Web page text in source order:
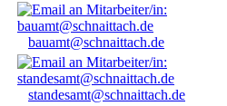
bauamt@schnaittach.de
standesamt@schnaittach.de